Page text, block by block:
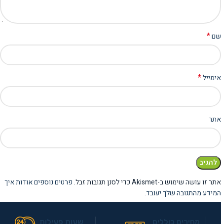
שם*
אימייל*
אתר
אתר זו עושה שימוש ב-Akismet כדי לסנן תגובות זבל.
פרטים נוספים אודות איך
המידע מהתגובה שלך יעובד.